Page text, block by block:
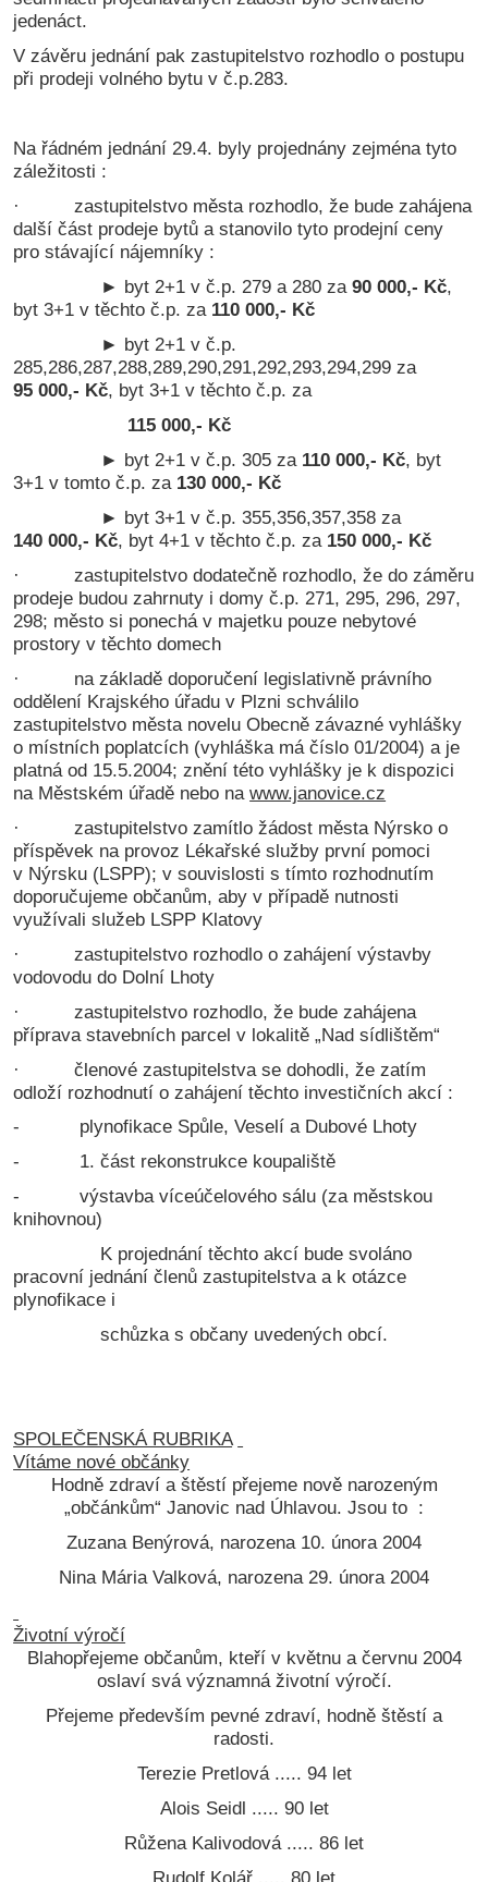
jedenáct.
V závěru jednání pak zastupitelstvo rozhodlo o postupu
při prodeji volného bytu v č.p.283.
Na řádném jednání 29.4. byly projednány zejména tyto
záležitosti :
· zastupitelstvo města rozhodlo, že bude zahájena
další část prodeje bytů a stanovilo tyto prodejní ceny
pro stávající nájemníky :
► byt 2+1 v č.p. 279 a 280 za90 000,- Kč,
byt 3+1 v těchto č.p. za 110 000,- Kč
► byt 2+1 v č.p.
285,286,287,288,289,290,291,292,293,294,299 za
95 000,- Kč, byt 3+1 v těchto č.p. za
115 000,- Kč
► byt 2+1 v č.p. 305 za 110 000,- Kč, byt
3+1 v tomto č.p. za 130 000,- Kč
► byt 3+1 v č.p. 355,356,357,358 za
140 000,- Kč, byt 4+1 v těchto č.p. za 150 000,- Kč
· zastupitelstvo dodatečně rozhodlo, že do záměru
prodeje budou zahrnuty i domy č.p. 271, 295, 296, 297,
298; město si ponechá v majetku pouze nebytové
prostory v těchto domech
· na základě doporučení legislativně právního
oddělení Krajského úřadu v Plzni schválilo
zastupitelstvo města novelu Obecně závazné vyhlášky
o místních poplatcích (vyhláška má číslo 01/2004) a je
platná od 15.5.2004; znění této vyhlášky je k dispozici
na Městském úřadě nebo nawww.janovice.cz
· zastupitelstvo zamítlo žádost města Nýrsko o
příspěvek na provoz Lékařské služby první pomoci
v Nýrsku (LSPP); v souvislosti s tímto rozhodnutím
doporučujeme občanům, aby v případě nutnosti
využívali služeb LSPP Klatovy
· zastupitelstvo rozhodlo o zahájení výstavby
vodovodu do Dolní Lhoty
· zastupitelstvo rozhodlo, že bude zahájena
příprava stavebních parcel v lokalitě „Nad sídlištěm“
· členové zastupitelstva se dohodli, že zatím
odloží rozhodnutí o zahájení těchto investičních akcí :
- plynofikace Spůle, Veselí a Dubové Lhoty
- 1. část rekonstrukce koupaliště
- výstavba víceúčelového sálu (za městskou
knihovnou)
K projednání těchto akcí bude svoláno
pracovní jednání členů zastupitelstva a k otázce
plynofikace i
schůzka s občany uvedených obcí.
SPOLEČENSKÁ RUBRIKA
Vítáme nové občánky
Hodně zdraví a štěstí přejeme nově narozeným
„občánkům“ Janovic nad Úhlavou. Jsou to :
Zuzana Benýrová, narozena 10. února 2004
Nina Mária Valková, narozena 29. února 2004
Životní výročí
Blahopřejeme občanům, kteří v květnu a červnu 2004
oslaví svá významná životní výročí.
Přejeme především pevné zdraví, hodně štěstí a
radosti.
Terezie Pretlová ..... 94 let
Alois Seidl ..... 90 let
Růžena Kalivodová ..... 86 let
Rudolf Kolář ..... 80 let